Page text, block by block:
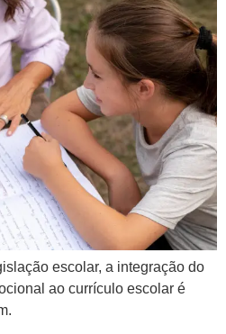
escolar, a integração do
ao currículo escolar é